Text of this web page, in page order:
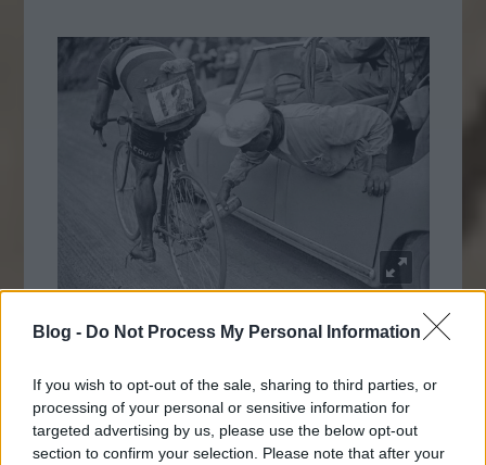
Blog - Do Not Process My Personal Information
If you wish to opt-out of the sale, sharing to third parties, or
processing of your personal or sensitive information for
targeted advertising by us, please use the below opt-out
section to confirm your selection. Please note that after your
1949. Az olasz kerékpáros Gino Sciardis